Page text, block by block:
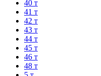
40 т
41 т
42 т
43 т
44 т
45 т
46 т
48 т